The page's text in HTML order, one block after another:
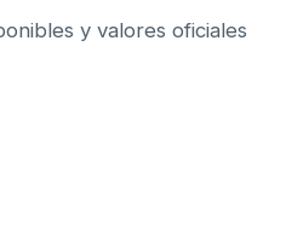
y valores oficiales